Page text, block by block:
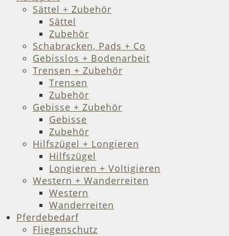
Sättel + Zubehör
Sättel
Zubehör
Schabracken, Pads + Co
Gebisslos + Bodenarbeit
Trensen + Zubehör
Trensen
Zubehör
Gebisse + Zubehör
Gebisse
Zubehör
Hilfszügel + Longieren
Hilfszügel
Longieren + Voltigieren
Western + Wanderreiten
Western
Wanderreiten
Pferdebedarf
Fliegenschutz